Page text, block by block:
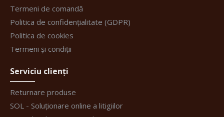
Termeni de comandă
Politica de confidențialitate (GDPR)
Politica de cookies
Termeni și condiții
Serviciu clienți
Returnare produse
SOL - Soluționare online a litigiilor